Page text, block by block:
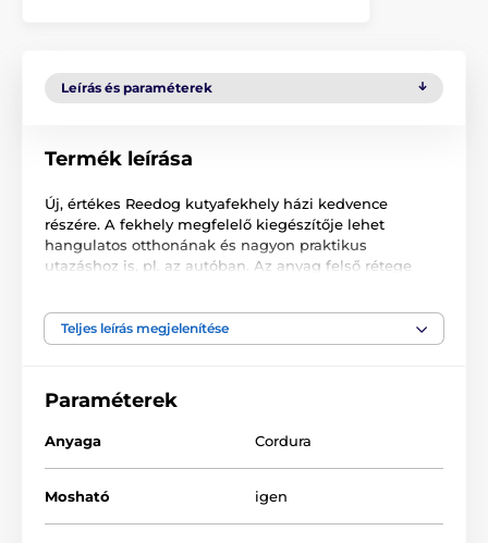
Leírás és paraméterek
Termék leírása
Új, értékes Reedog kutyafekhely házi kedvence
részére. A fekhely megfelelő kiegészítője lehet
hangulatos otthonának és nagyon praktikus
utazáshoz is, pl. az autóban. Az anyag felső rétege
lényegesen hozzájárul házi kedvence kényelmes
pihenéséhez. A levehető huzat karbantartása nem
varratok egészítik ki! A termék számos színváltozatban
is kapható. Milyen szín felel meg Önnek a leginkább?
Teljes leírás megjelenítése
Paraméterek
Anyaga Cordura
Mosható igen